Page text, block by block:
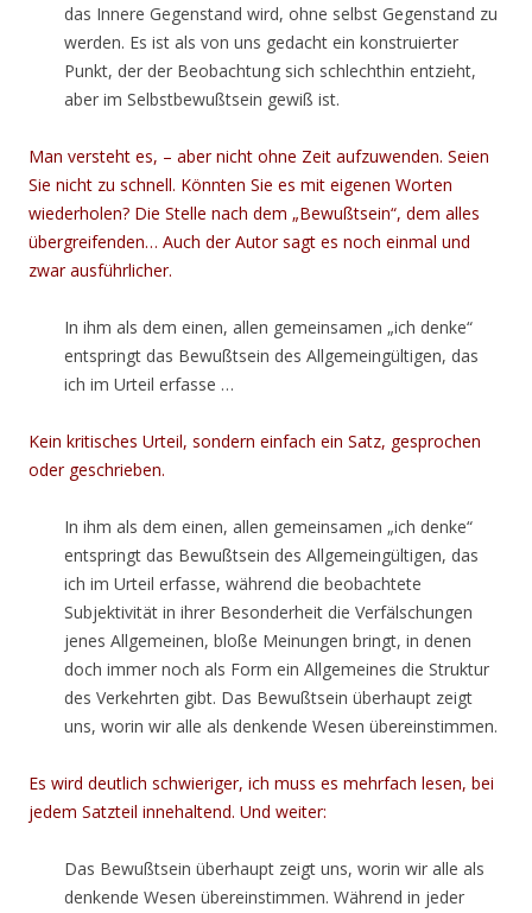
das Innere Gegenstand wird, ohne selbst Gegenstand zu
werden. Es ist als von uns gedacht ein konstruierter
Punkt, der der Beobachtung sich schlechthin entzieht,
aber im Selbstbewußtsein gewiß ist.
Man versteht es, – aber nicht ohne Zeit aufzuwenden. Seien
Sie nicht zu schnell. Könnten Sie es mit eigenen Worten
wiederholen? Die Stelle nach dem „Bewußtsein“, dem alles
übergreifenden… Auch der Autor sagt es noch einmal und
zwar ausführlicher.
In ihm als dem einen, allen gemeinsamen „ich denke“
entspringt das Bewußtsein des Allgemeingültigen, das
ich im Urteil erfasse …
Kein kritisches Urteil, sondern einfach ein Satz, gesprochen
oder geschrieben.
In ihm als dem einen, allen gemeinsamen „ich denke“
entspringt das Bewußtsein des Allgemeingültigen, das
ich im Urteil erfasse, während die beobachtete
Subjektivität in ihrer Besonderheit die Verfälschungen
jenes Allgemeinen, bloße Meinungen bringt, in denen
doch immer noch als Form ein Allgemeines die Struktur
des Verkehrten gibt. Das Bewußtsein überhaupt zeigt
uns, worin wir alle als denkende Wesen übereinstimmen.
Es wird deutlich schwieriger, ich muss es mehrfach lesen, bei
jedem Satzteil innehaltend. Und weiter:
Das Bewußtsein überhaupt zeigt uns, worin wir alle als
denkende Wesen übereinstimmen. Während in jeder